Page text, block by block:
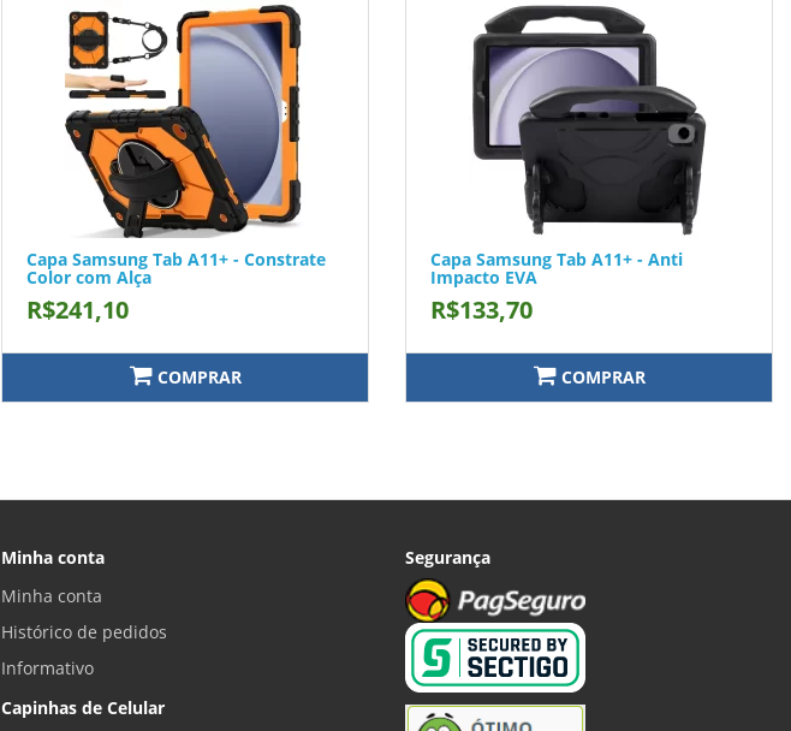
Capa Samsung Tab A11+ - Constrate
Color com Alça
R$241,10
COMPRAR
Capa Samsung Tab A11+ - Anti
Impacto EVA
R$133,70
COMPRAR
Minha conta
Minha conta
Histórico de pedidos
Informativo
Capinhas de Celular
Segurança